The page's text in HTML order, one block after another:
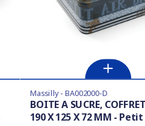
Massilly - BA002000-D
BOITE A SUCRE,
190 X 125 X 72 MM - Petit